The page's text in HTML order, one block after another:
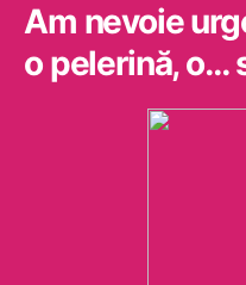
Am nevoie
o pelerină, o…